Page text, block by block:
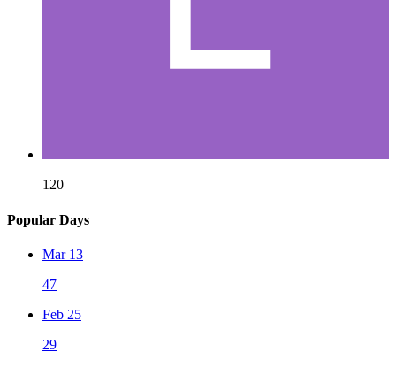
120
Popular Days
Mar 13
47
Feb 25
29